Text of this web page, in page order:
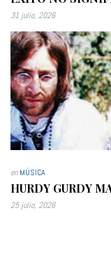
31 julio, 2026
enMÚSICA
HURDY GURDY
25 julio, 2026